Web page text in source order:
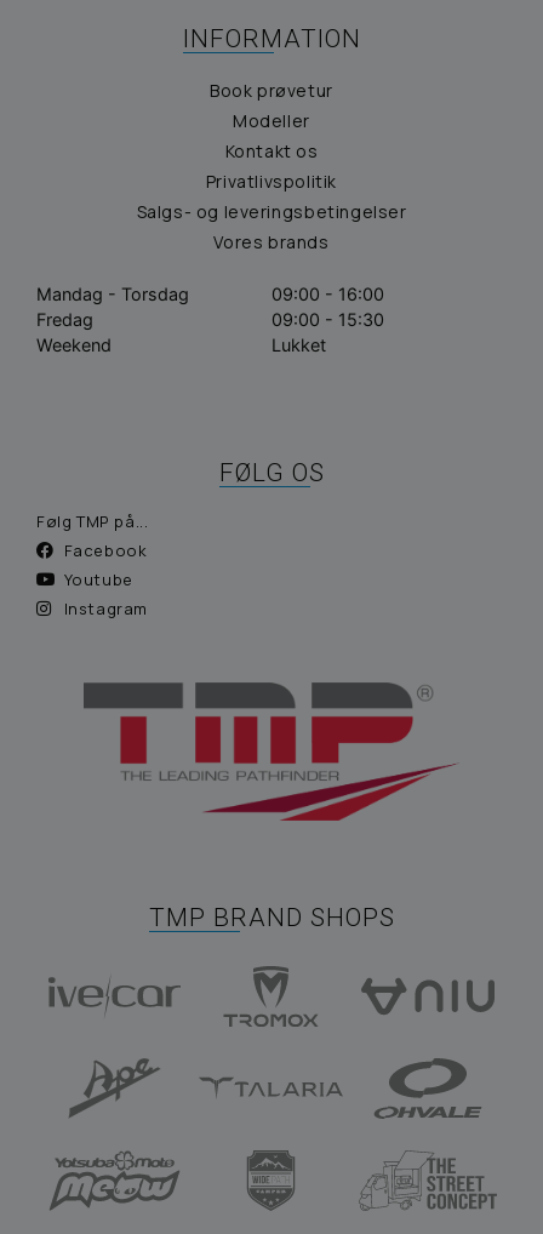
INFORMATION
Book prøvetur
Modeller
Kontakt os
Privatlivspolitik
Salgs- og leveringsbetingelser
Vores brands
Mandag - Torsdag
09:00 - 16:00
Fredag
09:00 - 15:30
Weekend
Lukket
FØLG OS
Følg TMP på...
Facebook
Youtube
Instagram
TMP BRAND SHOPS